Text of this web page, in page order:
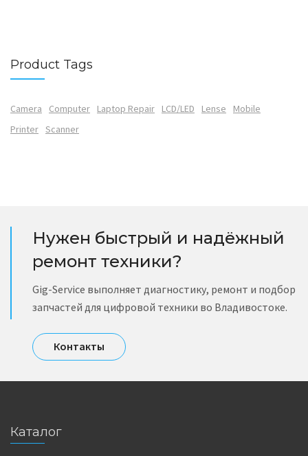
Product Tags
Camera Computer Laptop Repair LCD/LED Lense
Mobile
Printer Scanner
Нужен быстрый и надёжный
ремонт техники?
Gig-Service выполняет диагностику, ремонт и подбор
запчастей для цифровой техники во Владивостоке.
Контакты
Каталог